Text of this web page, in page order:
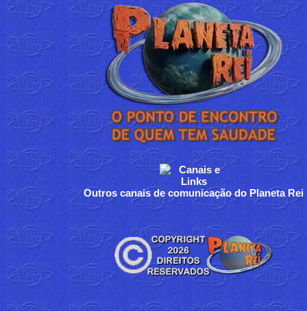
Outros canais de comunicação do Planeta Rei